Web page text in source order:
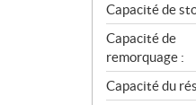
Capacité de
Capacité de
remorquage :
Capacité du